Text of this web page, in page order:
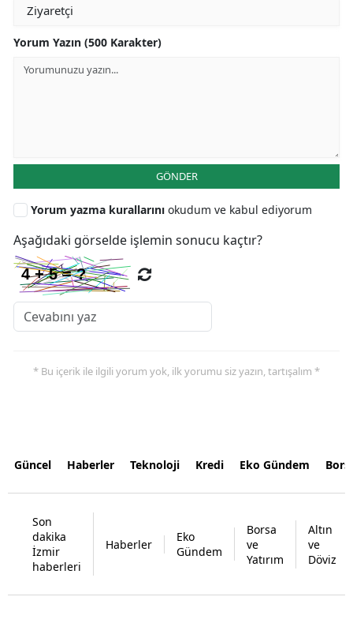
Yorum Yazın (500 Karakter)
GÖNDER
Yorum yazma kurallarını okudum ve kabul ediyorum
Aşağıdaki görselde işlemin sonucu kaçtır?
* Bu içerik ile ilgili yorum yok, ilk yorumu siz yazın, tartışalım *
Güncel Haberler Teknoloji Kredi Eko Gündem
Son
dakika
İzmir
haberleri
Haberler
Eko
Gündem
Borsa
ve
Yatırım
Altın
ve
Döviz